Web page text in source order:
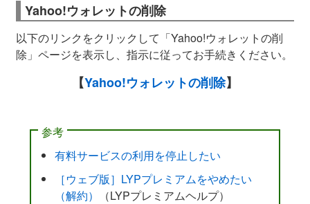
Yahoo!ウォレットの削除
以下のリンクをクリックして「Yahoo!ウォレットの削
除」ページを表示し、指示に従ってお手続きください。
【Yahoo!ウォレットの削除】
参考
有料サービスの利用を停止したい
［ウェブ版］LYPプレミアムをやめたい
（解約）
（LYPプレミアムヘルプ）